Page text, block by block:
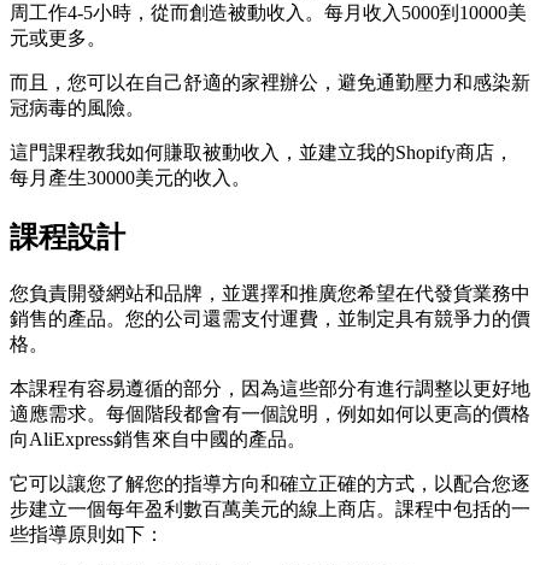
周工作4-5小時，從而創造被動收入。每月收入5000到10000美
元或更多。
而且，您可以在自己舒適的家裡辦公，避免通勤壓力和感染新
冠病毒的風險。
這門課程教我如何賺取被動收入，並建立我的Shopify商店，
每月產生30000美元的收入。
課程設計
您負責開發網站和品牌，並選擇和推廣您希望在代發貨業務中
銷售的產品。您的公司還需支付運費，並制定具有競爭力的價
格。
本課程有容易遵循的部分，因為這些部分有進行調整以更好地
適應需求。每個階段都會有一個說明，例如如何以更高的價格
向AliExpress銷售來自中國的產品。
它可以讓您了解您的指導方向和確立正確的方式，以配合您逐
步建立一個每年盈利數百萬美元的線上商店。課程中包括的一
些指導原則如下：